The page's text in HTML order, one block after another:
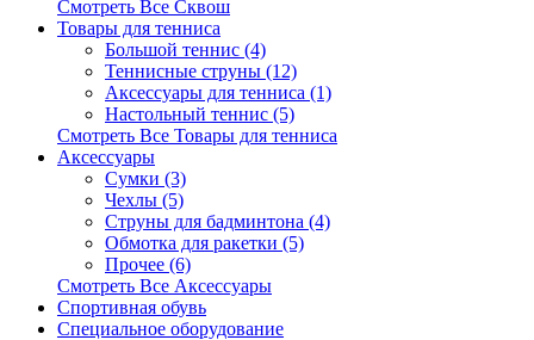
Смотреть Все Сквош
Товары для тенниса
Большой теннис (4)
Теннисные струны (12)
Аксессуары для тенниса (1)
Настольный теннис (5)
Смотреть Все Товары для тенниса
Аксессуары
Сумки (3)
Чехлы (5)
Струны для бадминтона (4)
Обмотка для ракетки (5)
Прочее (6)
Смотреть Все Аксессуары
Спортивная обувь
Специальное оборудование